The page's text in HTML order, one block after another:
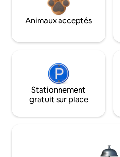
Animaux acceptés
Stationnement
gratuit sur place